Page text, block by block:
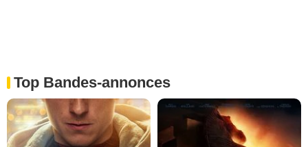
Top Bandes-annonces